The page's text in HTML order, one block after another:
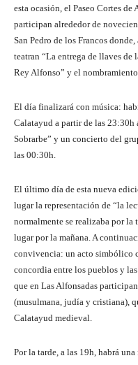
esta ocasión, el Paseo Cortes
participan alrededor de
San Pedro de los Francos
teatran “La entrega de llaves
Rey Alfonso” y el
El día finalizará con música:
Calatayud a partir de las
Sobrarbe” y un concierto del
las 00:30h.
El último día de esta nueva
lugar la representación de “la
normalmente se realizaba por la
lugar por la mañana. A
convivencia: un acto simbólico
concordia entre los pueblos y
que en Las Alfonsadas
(musulmana, judía y cristiana),
Calatayud medieval.
Por la tarde, a las 19h, habrá